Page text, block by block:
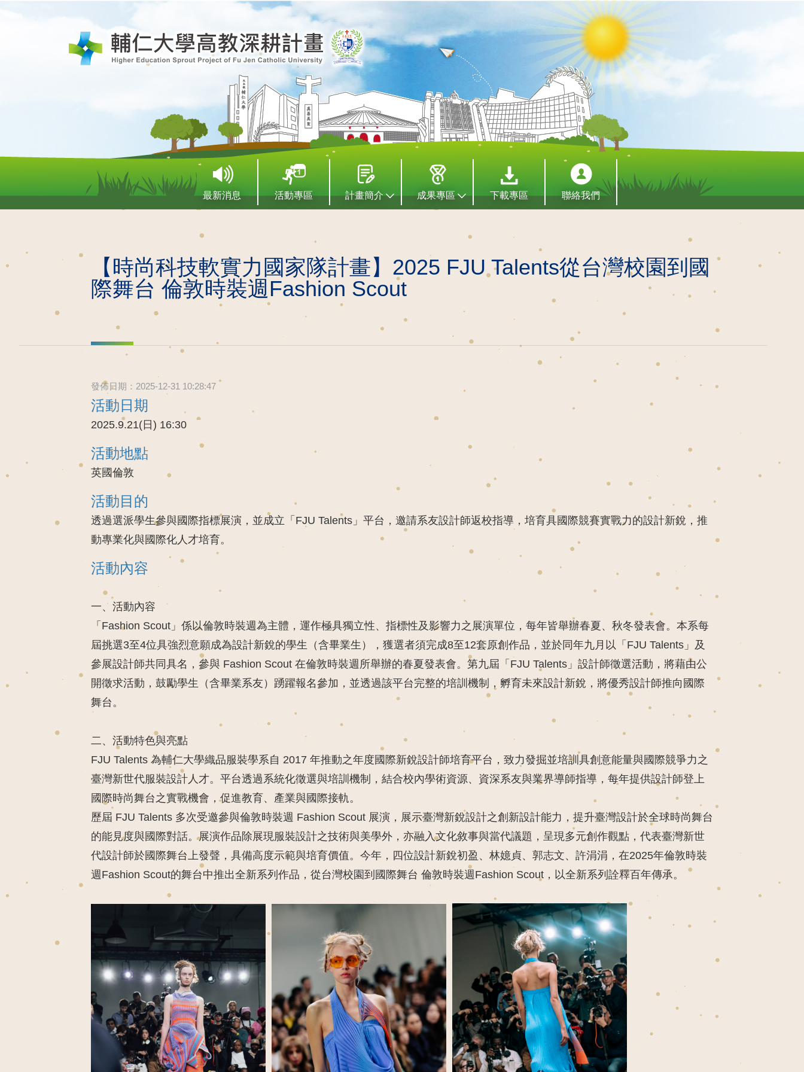
最新消息 活動專區 計畫簡介 成果專區 下載專區 聯絡我們
【時尚科技軟實力國家隊計畫】2025 FJU Talents從台灣校園到國
際舞台 倫敦時裝週Fashion Scout
發佈日期：2025-12-31 10:28:47
活動日期
2025.9.21(日) 16:30
活動地點
英國倫敦
活動目的
透過選派學生參與國際指標展演，並成立「FJU Talents」平台，邀請系友設計師返校指導，培育具國際競賽實戰力的設計新銳，推
動專業化與國際化人才培育。
活動內容
一、活動內容
「Fashion Scout」係以倫敦時裝週為主體，運作極具獨立性、指標性及影響力之展演單位，每年皆舉辦春夏、秋冬發表會。本系每
屆挑選3至4位具強烈意願成為設計新銳的學生（含畢業生），獲選者須完成8至12套原創作品，並於同年九月以「FJU Talents」及
參展設計師共同具名，參與 Fashion Scout 在倫敦時裝週所舉辦的春夏發表會。第九屆「FJU Talents」設計師徵選活動，將藉由公
開徵求活動，鼓勵學生（含畢業系友）踴躍報名參加，並透過該平台完整的培訓機制，孵育未來設計新銳，將優秀設計師推向國際
舞台。
二、活動特色與亮點
FJU Talents 為輔仁大學織品服裝學系自 2017 年推動之年度國際新銳設計師培育平台，致力發掘並培訓具創意能量與國際競爭力之
臺灣新世代服裝設計人才。平台透過系統化徵選與培訓機制，結合校內學術資源、資深系友與業界導師指導，每年提供設計師登上
國際時尚舞台之實戰機會，促進教育、產業與國際接軌。
歷屆 FJU Talents 多次受邀參與倫敦時裝週 Fashion Scout 展演，展示臺灣新銳設計之創新設計能力，提升臺灣設計於全球時尚舞台
的能見度與國際對話。展演作品除展現服裝設計之技術與美學外，亦融入文化敘事與當代議題，呈現多元創作觀點，代表臺灣新世
代設計師於國際舞台上發聲，具備高度示範與培育價值。今年，四位設計新銳初盈 、 林嬑貞、 郭志文、 許涓涓 ，在2025年倫敦時裝
週Fashion Scout的舞台中推出全新系列作品， 從台灣校園到國際舞台 倫敦時裝週Fashion Scout， 以全新系列詮釋百年傳承。